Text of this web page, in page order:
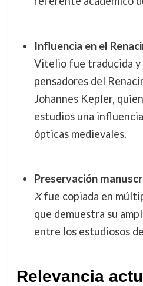
Influencia en el
Vitelio fue traducida y
pensadores del
Johannes Kepler,
estudios una
ópticas medievales.
Preservación
Xfue copiada en
que demuestra su
entre los estudiosos
Relevancia